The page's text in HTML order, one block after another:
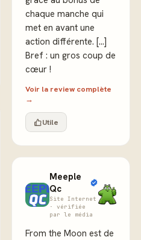
chaque manche qui
met en avant une
action différente. [...]
Bref : un gros coup de
cœur !
Voir la review complète
→
Utile
Meeple
Qc
Site Internet
· vérifiée
par le média
From the Moon est de